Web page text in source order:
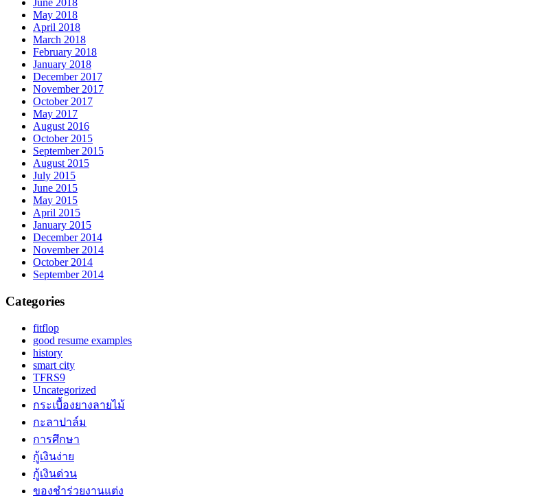
June 2018
May 2018
April 2018
March 2018
February 2018
January 2018
December 2017
November 2017
October 2017
May 2017
August 2016
October 2015
September 2015
August 2015
July 2015
June 2015
May 2015
April 2015
January 2015
December 2014
November 2014
October 2014
September 2014
Categories
fitflop
good resume examples
history
smart city
TFRS9
Uncategorized
กระเบื้องยางลายไม้
กะลาปาล์ม
การศึกษา
กู้เงินง่าย
กู้เงินด่วน
ของชำร่วยงานแต่ง